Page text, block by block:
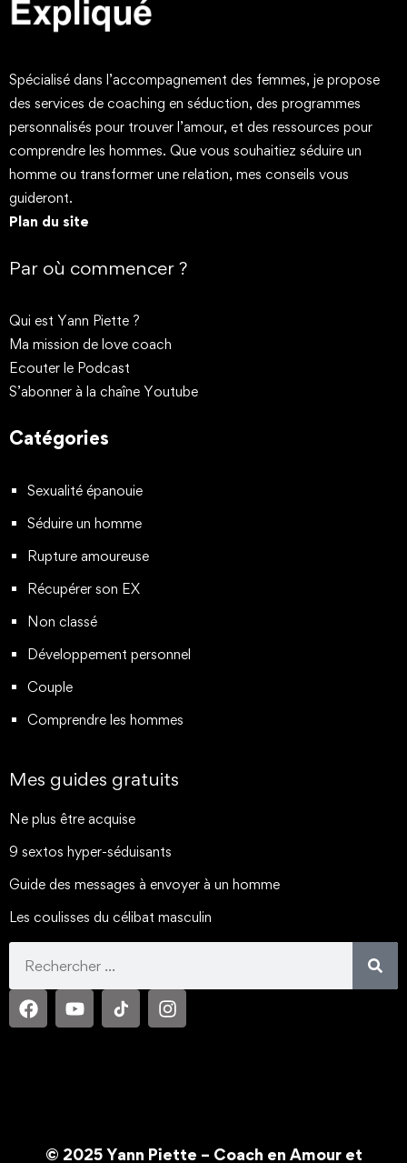
Spécialisé dans l’accompagnement des femmes, je propose
des services de coaching en séduction, des programmes
personnalisés pour trouver l’amour, et des ressources pour
comprendre les hommes. Que vous souhaitiez séduire un
homme ou transformer une relation, mes conseils vous
guideront.
Plan du site
Par où commencer ?
Qui est Yann Piette ?
Ma mission de love coach
Ecouter le Podcast
S’abonner à la chaîne Youtube
Catégories
Sexualité épanouie
Séduire un homme
Rupture amoureuse
Récupérer son EX
Non classé
Développement personnel
Couple
Comprendre les hommes
Mes guides gratuits
Ne plus être acquise
9 sextos hyper-séduisants
Guide des messages à envoyer à un homme
Les coulisses du célibat masculin
© 2025 Yann Piette – Coach en Amour et